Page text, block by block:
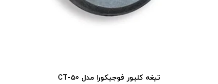
تیغه کلیور فوجیکورا مدل CT-50